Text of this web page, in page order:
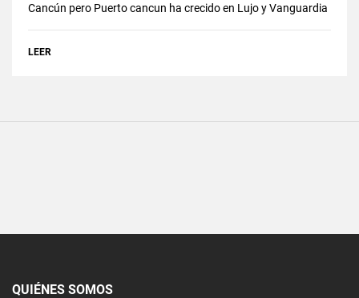
Cancún pero Puerto cancun ha crecido en Lujo y Vanguardia
LEER
QUIÉNES SOMOS